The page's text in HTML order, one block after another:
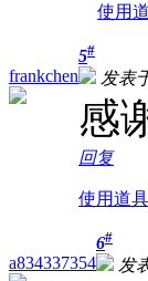
使用
frankchen
5#
发表
感
回复
使用道具
a834337354
6#
发